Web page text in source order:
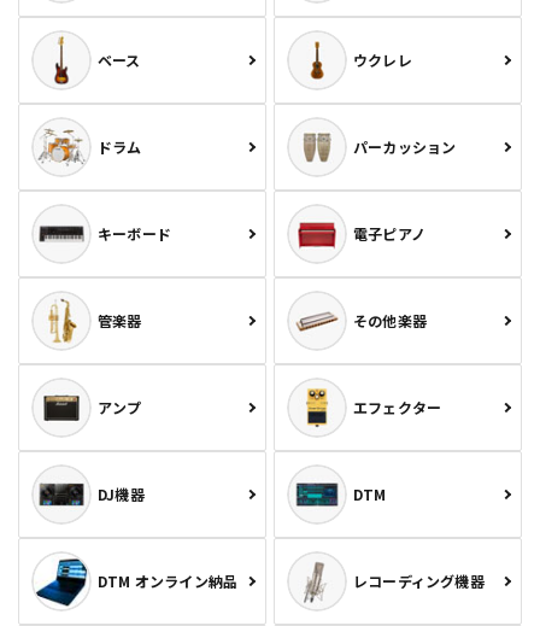
ベース ウクレレ
ドラム パーカッション
キーボード 電子ピアノ
管楽器 その他楽器
アンプ エフェクター
DJ機器 DTM
DTM オンライン納品 レコーディング機器